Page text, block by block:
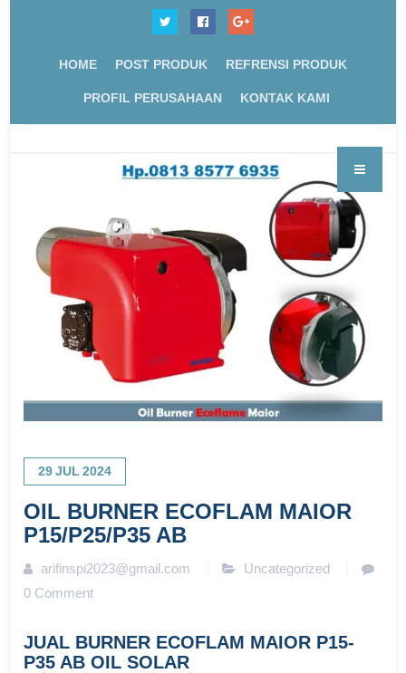
HOME POST PRODUK REFRENSI PRODUK
PROFIL PERUSAHAAN KONTAK KAMI
29 JUL 2024
OIL BURNER ECOFLAM MAIOR
P15/P25/P35 AB
arifinspi2023@gmail.com
Uncategorized
0 Comment
JUAL BURNER ECOFLAM MAIOR P15-
P35 AB OIL SOLAR